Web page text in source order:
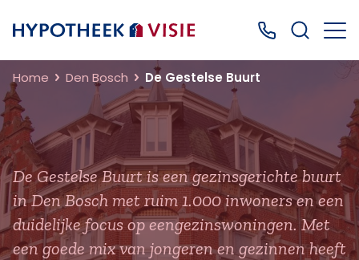
Terug naar home Bel ons: 0499
Home Den Bosch De Gestelse Buurt
De Gestelse Buurt is een gezinsgerichte buurt
in Den Bosch met ruim 1.000 inwoners en een
duidelijke focus op eengezinswoningen. Met
een goede mix van jongeren en gezinnen heeft